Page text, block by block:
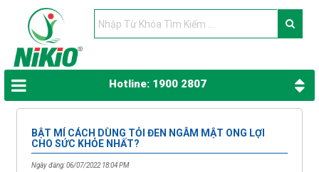
Hotline: 1900 2807
BẬT MÍ CÁCH DÙNG TỎI ĐEN NGÂM MẬT ONG LỢI
CHO SỨC KHỎE NHẤT?
Ngày đăng: 06/07/2022 18:04 PM